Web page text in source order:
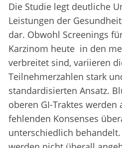
Die Studie legt deutliche
Leistungen der
dar. Obwohl Screenings
Karzinom heute in den
verbreitet sind, variieren
Teilnehmerzahlen stark
standardisierten Ansatz.
oberen GI-Traktes werden
fehlenden Konsenses
unterschiedlich